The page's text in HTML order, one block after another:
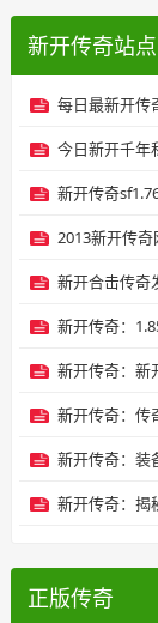
新开传奇站点
每日最新开传
今日新开千年
新开传奇
2013新开传
新开合击传奇
新开传奇：传
新开传奇：装
正版传奇